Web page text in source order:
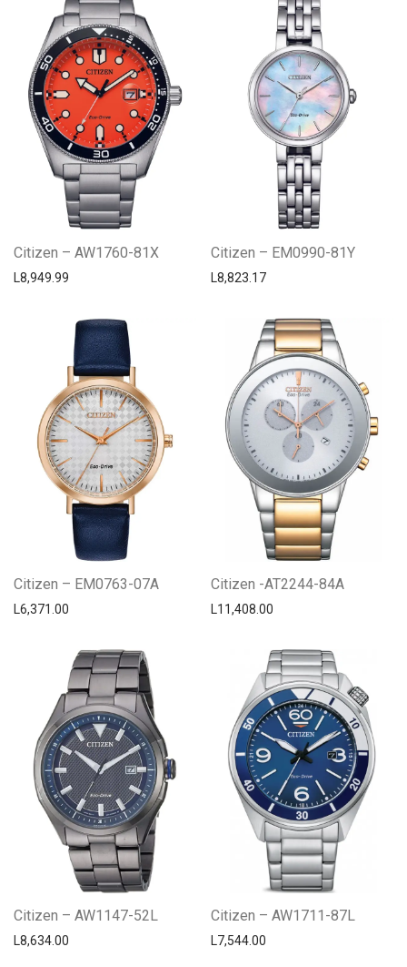
Citizen – AW1760-81X
L8,949.99
Citizen – EM0990-81Y
L8,823.17
Citizen – EM0763-07A
L6,371.00
Citizen -AT2244-84A
L11,408.00
Citizen – AW1147-52L
L8,634.00
Citizen – AW1711-87L
L7,544.00